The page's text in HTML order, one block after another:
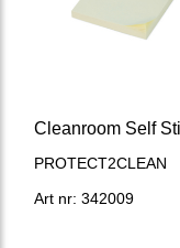
PROTECT2CLEAN
Art nr: 342009